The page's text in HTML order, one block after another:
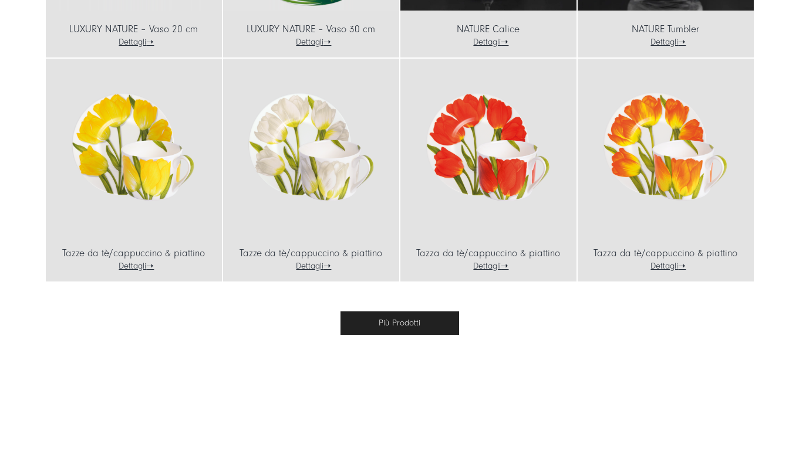
LUXURY NATURE – Vaso 20 cm
Dettagli
LUXURY NATURE – Vaso 30 cm
Dettagli
NATURE Calice
Dettagli
NATURE Tumbler
Dettagli
Tazze da tè/cappuccino & piattino
Dettagli
Tazze da tè/cappuccino & piattino
Dettagli
Tazza da tè/cappuccino & piattino
Dettagli
Tazza da tè/cappuccino & piattino
Dettagli
Più Prodotti